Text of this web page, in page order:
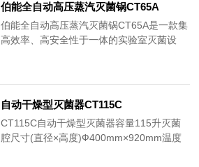
伯能全自动高压蒸汽灭菌锅CT65A
伯能全自动高压蒸汽灭菌锅CT65A是一款集
高效率、高安全性于一体的实验室灭菌设
记忆存储系统使得操作更加便捷，而多种安
全保护措施确保了使用过程中的安全。该产
品适用于实验室、医院、食品加工和制药等
行业。
自动干燥型灭菌器CT115C
CT115C自动干燥型灭菌器容量115升灭菌
腔尺寸(直径×高度)Ф400mm×920mm温度